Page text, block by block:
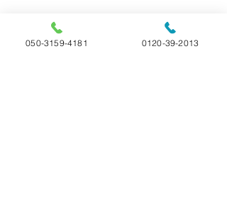
050-3159-4181 0120-39-2013